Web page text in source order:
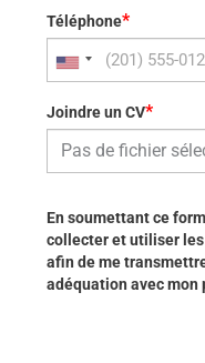
Téléphone*
Joindre un CV*
Pas de fichier
En soumettant ce
collecter et utiliser
afin de me
adéquation avec